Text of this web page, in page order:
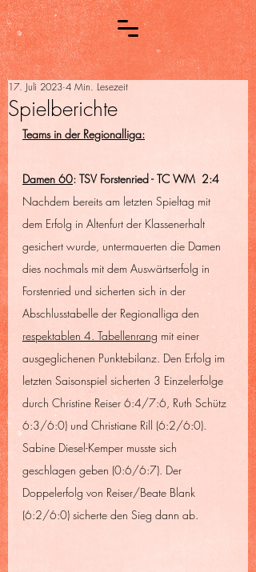
Spielberichte
17. Juli 2023 4 Min. Lesezeit
Teams in der Regionalliga:
Damen 60: TSV Forstenried - TC WM  2:4
Nachdem bereits am letzten Spieltag mit
dem Erfolg in Altenfurt der Klassenerhalt
gesichert wurde, untermauerten die Damen
dies nochmals mit dem Auswärtserfolg in
Forstenried und sicherten sich in der
Abschlusstabelle der Regionalliga den
respektablen 4. Tabellenrang mit einer
ausgeglichenen Punktebilanz. Den Erfolg im
letzten Saisonspiel sicherten 3 Einzelerfolge
durch Christine Reiser 6:4/7:6, Ruth Schütz
6:3/6:0) und Christiane Rill (6:2/6:0).
Sabine Diesel-Kemper musste sich
geschlagen geben (0:6/6:7). Der
Doppelerfolg von Reiser/Beate Blank
(6:2/6:0) sicherte den Sieg dann ab.